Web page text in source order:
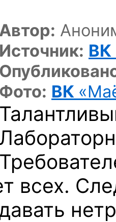
Автор:
Источник: ВК
Фото: ВК
всех.